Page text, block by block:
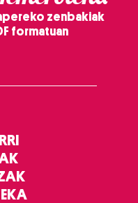
zenbakiak
formatuan